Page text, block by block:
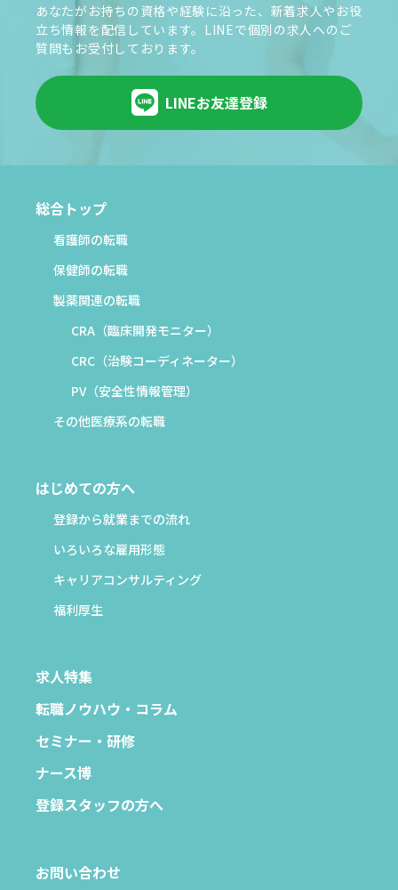
あなたがお持ちの資格や経験に沿った、新着求人やお役
立ち情報を配信しています。LINEで個別の求人へのご
質問もお受付しております。
LINEお友達登録
総合トップ
看護師の転職
保健師の転職
製薬関連の転職
CRA（臨床開発モニター）
CRC（治験コーディネーター）
PV（安全性情報管理）
その他医療系の転職
はじめての方へ
登録から就業までの流れ
いろいろな雇用形態
キャリアコンサルティング
福利厚生
求人特集
転職ノウハウ・コラム
セミナー・研修
ナース博
登録スタッフの方へ
お問い合わせ